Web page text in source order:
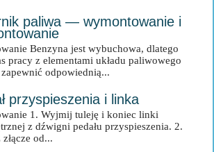
paliwa — wymontowanie i
Benzyna jest wybuchowa, dlatego
pracy z elementami układu paliwowego
odpowiednią...
przyspieszenia i linka
1. Wyjmij tuleję i koniec linki
z dźwigni pedału przyspieszenia. 2.
złącze od...